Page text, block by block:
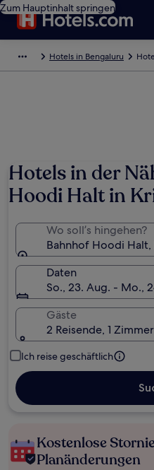
Zum Hauptinhalt springen
Hotels in Bengaluru
Hotels in der
Hoodi Halt in
Wo soll’s hingehen?
Bahnhof Hoodi Halt,
Daten
So., 23. Aug. - Mo.,
Gäste
2 Reisende, 1 Zimmer
Ich reise geschäftlich
Kostenlose
Planänderungen